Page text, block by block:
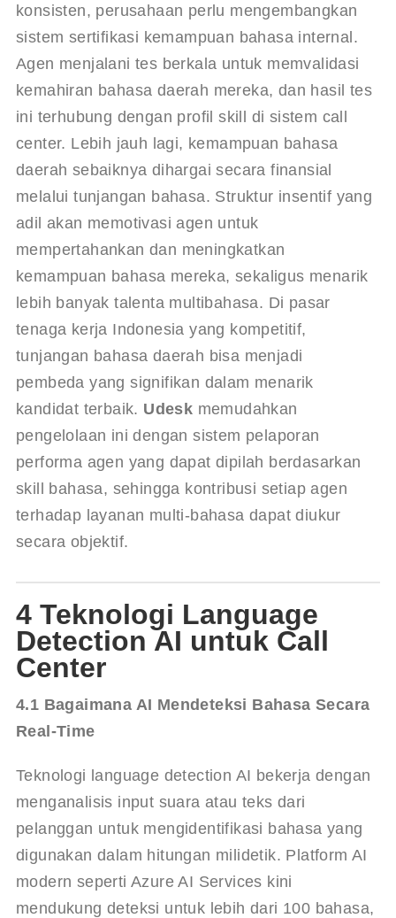
konsisten, perusahaan perlu mengembangkan
sistem sertifikasi kemampuan bahasa internal.
Agen menjalani tes berkala untuk memvalidasi
kemahiran bahasa daerah mereka, dan hasil tes
ini terhubung dengan profil skill di sistem call
center. Lebih jauh lagi, kemampuan bahasa
daerah sebaiknya dihargai secara finansial
melalui tunjangan bahasa. Struktur insentif yang
adil akan memotivasi agen untuk
mempertahankan dan meningkatkan
kemampuan bahasa mereka, sekaligus menarik
lebih banyak talenta multibahasa. Di pasar
tenaga kerja Indonesia yang kompetitif,
tunjangan bahasa daerah bisa menjadi
pembeda yang signifikan dalam menarik
kandidat terbaik. Udesk memudahkan
pengelolaan ini dengan sistem pelaporan
performa agen yang dapat dipilah berdasarkan
skill bahasa, sehingga kontribusi setiap agen
terhadap layanan multi-bahasa dapat diukur
secara objektif.
4 Teknologi Language
Detection AI untuk Call
Center
4.1 Bagaimana AI Mendeteksi Bahasa Secara
Real-Time
Teknologi language detection AI bekerja dengan
menganalisis input suara atau teks dari
pelanggan untuk mengidentifikasi bahasa yang
digunakan dalam hitungan milidetik. Platform AI
modern seperti Azure AI Services kini
mendukung deteksi untuk lebih dari 100 bahasa,